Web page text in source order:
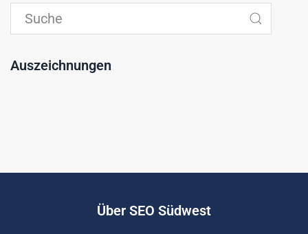
Auszeichnungen
Über SEO Südwest